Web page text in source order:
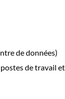
de données)
de travail